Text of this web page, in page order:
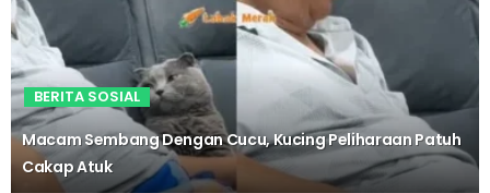
BERITA SOSIAL
Macam Sembang Dengan Cucu, Kucing Peliharaan Patuh
Cakap Atuk